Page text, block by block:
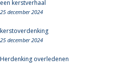
een kerstverhaal
25 december 2024
kerstoverdenking
25 december 2024
Herdenking overledenen